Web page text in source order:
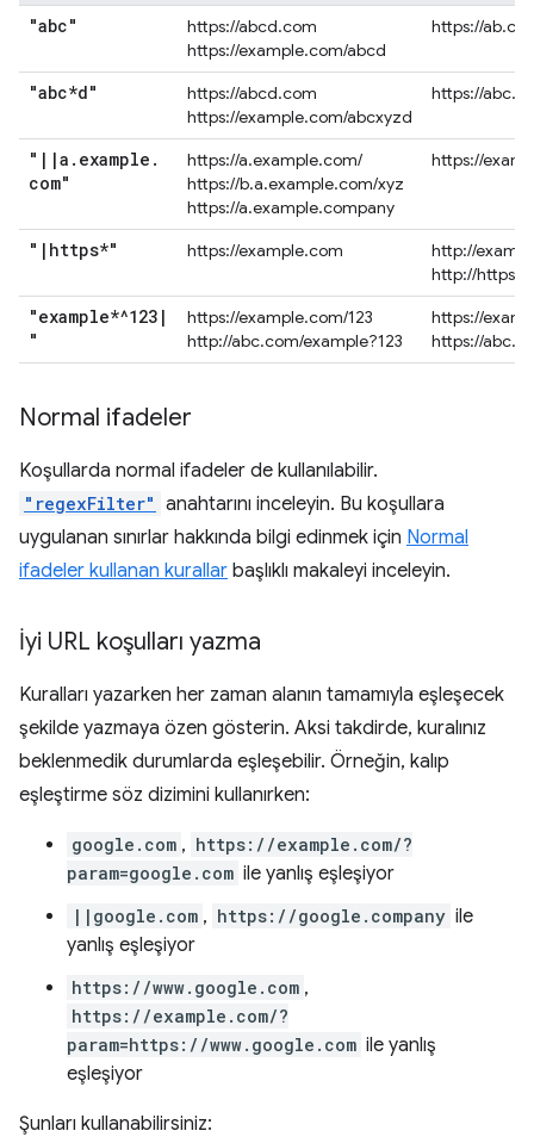
"abc"
https://abcd.com
https://example.com/abcd
https://
"abc*d"
https://abcd.com
https://example.com/abcxyzd
https://
" | |a . example .
com"
https://a.example.com/
https://b.a.example.com/xyz
https://a.example.company
https://
" | https*" https://example.com
http://
http://
"example*^123 |
"
https://example.com/123
http://abc.com/example?123
https://
https://
Normal ifadeler
Koşullarda normal ifadeler de kullanılabilir.
"regexFilter" anahtarını inceleyin. Bu koşullara
uygulanan sınırlar hakkında bilgi edinmek için Normal
ifadeler kullanan kurallar başlıklı makaleyi inceleyin.
İyi URL koşulları yazma
Kuralları yazarken her zaman alanın tamamıyla eşleşecek
şekilde yazmaya özen gösterin. Aksi takdirde, kuralınız
beklenmedik durumlarda eşleşebilir. Örneğin, kalıp
eşleştirme söz dizimini kullanırken:
google.com , https://example.com/?
param=google.com ile yanlış eşleşiyor
||google.com , https://google.company ile
yanlış eşleşiyor
https://www.google.com ,
https://example.com/?
param=https://www.google.com ile yanlış
eşleşiyor
Şunları kullanabilirsiniz: